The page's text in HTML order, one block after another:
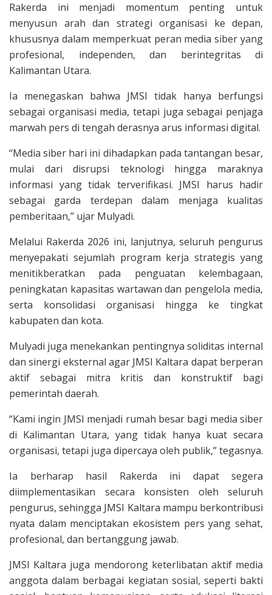
Rakerda ini menjadi momentum penting untuk
menyusun arah dan strategi organisasi ke depan,
khususnya dalam memperkuat peran media siber yang
profesional, independen, dan berintegritas di
Kalimantan Utara.
Ia menegaskan bahwa JMSI tidak hanya berfungsi
sebagai organisasi media, tetapi juga sebagai penjaga
marwah pers di tengah derasnya arus informasi digital.
“Media siber hari ini dihadapkan pada tantangan besar,
mulai dari disrupsi teknologi hingga maraknya
informasi yang tidak terverifikasi. JMSI harus hadir
sebagai garda terdepan dalam menjaga kualitas
pemberitaan,” ujar Mulyadi.
Melalui Rakerda 2026 ini, lanjutnya, seluruh pengurus
menyepakati sejumlah program kerja strategis yang
menitikberatkan pada penguatan kelembagaan,
peningkatan kapasitas wartawan dan pengelola media,
serta konsolidasi organisasi hingga ke tingkat
kabupaten dan kota.
Mulyadi juga menekankan pentingnya soliditas internal
dan sinergi eksternal agar JMSI Kaltara dapat berperan
aktif sebagai mitra kritis dan konstruktif bagi
pemerintah daerah.
“Kami ingin JMSI menjadi rumah besar bagi media siber
di Kalimantan Utara, yang tidak hanya kuat secara
organisasi, tetapi juga dipercaya oleh publik,” tegasnya.
Ia berharap hasil Rakerda ini dapat segera
diimplementasikan secara konsisten oleh seluruh
pengurus, sehingga JMSI Kaltara mampu berkontribusi
nyata dalam menciptakan ekosistem pers yang sehat,
profesional, dan bertanggung jawab.
JMSI Kaltara juga mendorong keterlibatan aktif media
anggota dalam berbagai kegiatan sosial, seperti bakti